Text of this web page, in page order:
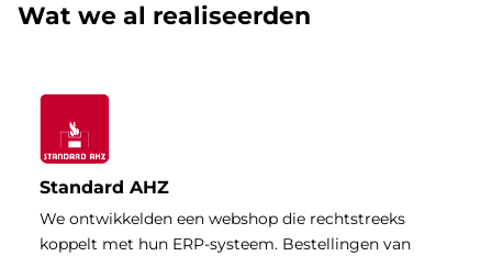
Wat we al realiseerden
Standard AHZ
We ontwikkelden een webshop die rechtstreeks
koppelt met hun ERP-systeem. Bestellingen van